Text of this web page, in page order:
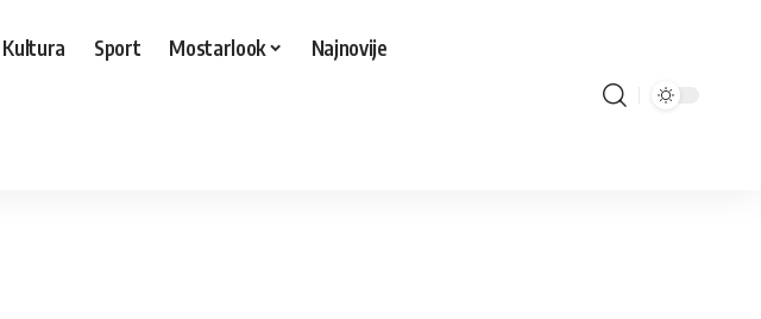
Kultura Sport Mostarlook Najnovije